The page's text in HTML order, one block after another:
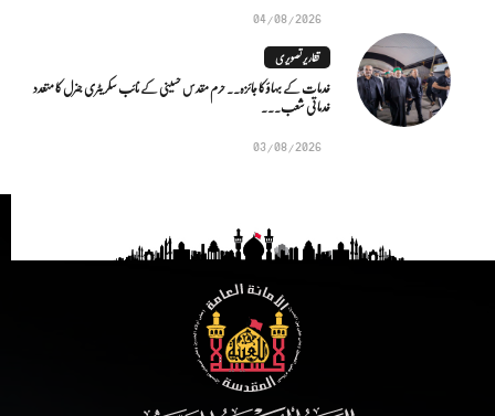
04/08/2026
تقاریر تصویری
خدمات کے بہاؤ کا جائزہ.. حرم مقدس حسینی کے نائب سکریٹری جنرل کا متعدد
خدماتی شعب...
03/08/2026